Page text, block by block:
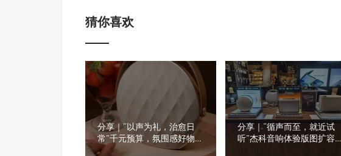
猜你喜欢
分享｜“以声为礼，治愈日
常”千元预算，氛围感好物推
荐
分享｜“循声而至，就近试
听”杰科音响体验版图扩容，